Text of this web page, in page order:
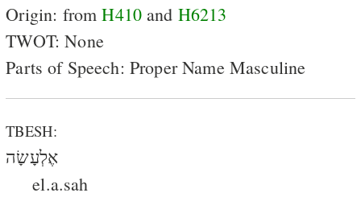
Origin: fromH410and H6213
TWOT: None
Parts of Speech: Proper Name Masculine
TBESH:
אֶלְעָשָׂה
el.a.sah